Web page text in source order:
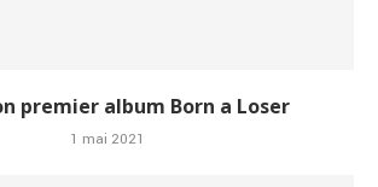
premier album Born a Loser
1 mai 2021